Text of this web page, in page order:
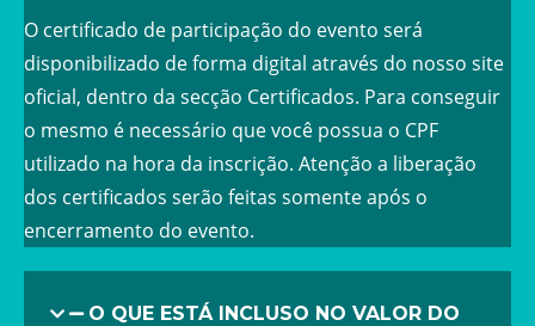
O certificado de participação do evento será
disponibilizado de forma digital através do nosso site
oficial, dentro da secção Certificados. Para conseguir
o mesmo é necessário que você possua o CPF
utilizado na hora da inscrição. Atenção a liberação
dos certificados serão feitas somente após o
encerramento do evento.
O QUE ESTÁ INCLUSO NO VALOR DO